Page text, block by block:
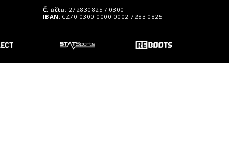
Č. účtu : 272830825 / 0300
IBAN : CZ70 0300 0000 0002 7283 0825